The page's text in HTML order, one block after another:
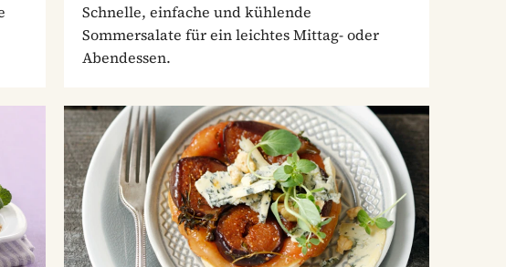
Schnelle, einfache und kühlende
Sommersalate für ein leichtes Mittag- oder
Abendessen.